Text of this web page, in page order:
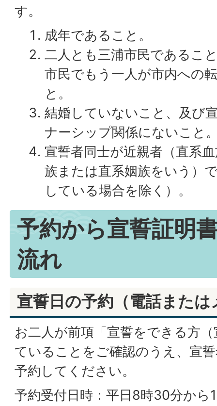
す。
成年であること。
二人とも三浦市民であるこ
市民でもう一人が市内への
と。
結婚していないこと、及び
ナーシップ関係にないこと
宣誓者同士が近親者（直系
族または直系姻族をいう）
している場合を除く）。
予約から宣誓証明
流れ
宣誓日の予約（電話または
お二人が前項「宣誓をできる方
ていることをご確認のうえ、宣
予約してください。
予約受付日時：平日8時30分から